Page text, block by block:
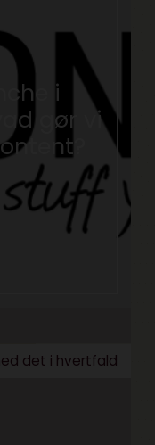
i
gør vi
det i hvertfald